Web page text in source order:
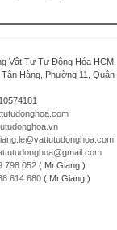
Izumi Corp - Japan
JAPAN
- JAPAN
Corporation - Japan
Vật Tư Tự Động Hóa HCM
Hàng, Phường 11,
798 052 ( Mr.Giang )
614 680 ( Mr.Giang )